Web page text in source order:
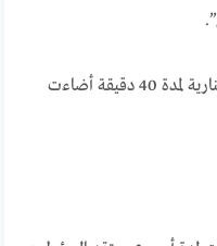
واختتمت الاحتفالات بعرض للألعاب النارية لمدة 40 دقيقة أضاءت